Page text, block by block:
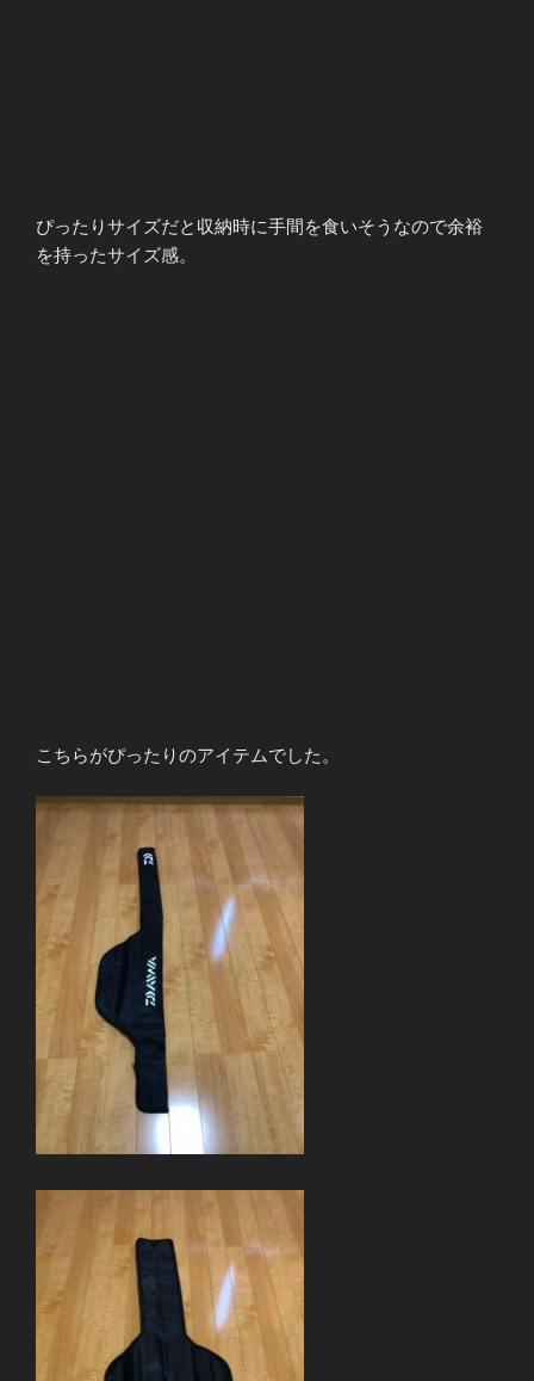
ぴったりサイズだと収納時に手間を食いそうなので余裕
を持ったサイズ感。
こちらがぴったりのアイテムでした。